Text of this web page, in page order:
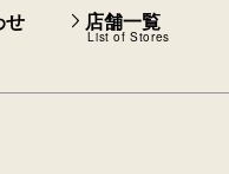
せ 店舗一覧
List of Stores